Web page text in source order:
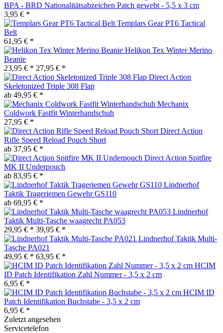
BPA - BRD Nationalitätsabzeichen Patch gewebt - 5,5 x 3 cm
3,95 € *
Templars Gear PT6 Tactical
Belt
61,95 € *
Helikon Tex Winter Merino
Beanie
23,95 € * 27,95 € *
Direct Action
Skeletonized Triple 308 Flap
ab 49,95 € *
Mechanix
Coldwork Fastfit Winterhandschuh
27,95 € *
Direct Action
Rifle Speed Reload Pouch Short
ab 37,95 € *
Direct Action Spitfire
MK II Underpouch
ab 83,95 € *
Lindnerhof
Taktik Trageriemen Gewehr GS110
ab 69,95 € *
Lindnerhof
Taktik Multi-Tasche waagrecht PA053
29,95 € * 39,95 € *
Lindnerhof Taktik Multi-
Tasche PA021
49,95 € * 63,95 € *
HCIM
ID Patch Identifikation Zahl Nummer - 3,5 x 2 cm
6,95 € *
HCIM ID
Patch Identifikation Buchstabe - 3,5 x 2 cm
6,95 € *
Zuletzt angesehen
Servicetelefon